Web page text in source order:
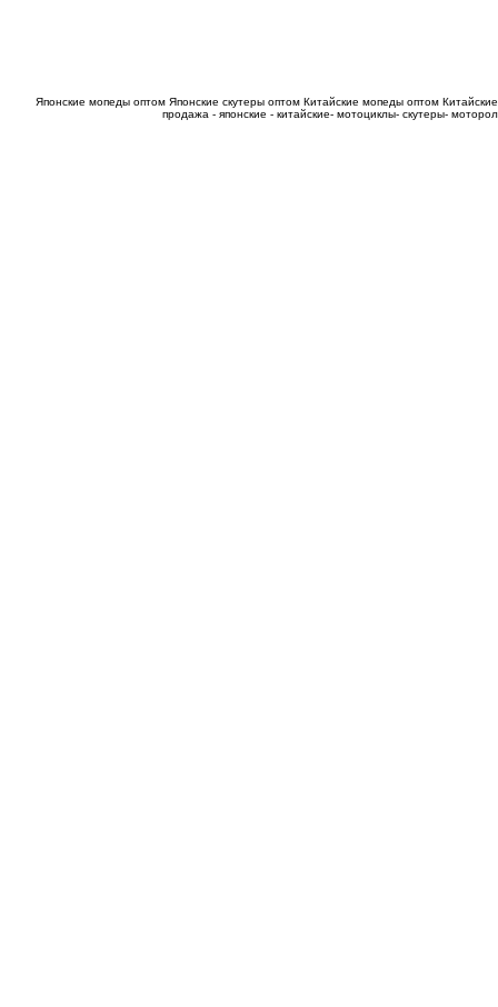
Японские мопеды оптом Японские скутеры оптом Китайские мопеды оптом
продажа - японские - китайские- мотоциклы- скутеры-